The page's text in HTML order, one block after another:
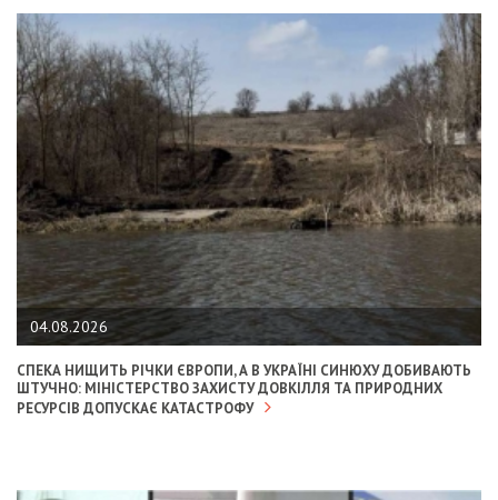
04.08.2026
СПЕКА НИЩИТЬ РІЧКИ ЄВРОПИ, А В УКРАЇНІ СИНЮХУ ДОБИВАЮТЬ
ШТУЧНО: МІНІСТЕРСТВО ЗАХИСТУ ДОВКІЛЛЯ ТА ПРИРОДНИХ
РЕСУРСІВ ДОПУСКАЄ КАТАСТРОФУ